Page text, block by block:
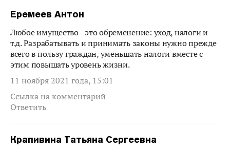
Еремеев Антон
Любое имущество - это обременение: уход, налоги и
т.д. Разрабатывать и принимать законы нужно прежде
всего в пользу граждан, уменьшать налоги вместе с
этим повышать уровень жизни.
11 ноября 2021 года, 15:01
Ссылка на комментарий
Ответить
Крапивина Татьяна Сергеевна